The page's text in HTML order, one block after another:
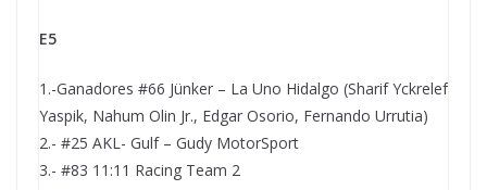
E5
1.-Ganadores #66 Jünker – La Uno Hidalgo (Sharif Yckrelef
Yaspik, Nahum Olin Jr., Edgar Osorio, Fernando Urrutia)
2.- #25 AKL- Gulf – Gudy MotorSport
3.- #83 11:11 Racing Team 2